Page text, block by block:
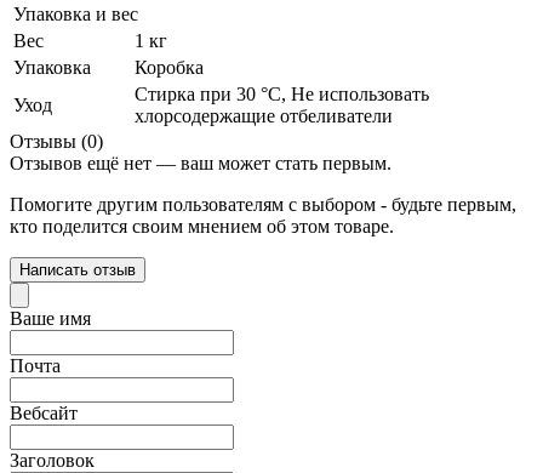
Упаковка и вес
Вес
1 кг
Упаковка
Коробка
Уход
Стирка при 30 °С, Не использовать
хлорсодержащие отбеливатели
Отзывы (0)
Отзывов ещё нет — ваш может стать первым.
Помогите другим пользователям с выбором - будьте первым,
кто поделится своим мнением об этом товаре.
Написать отзыв
Ваше имя
Почта
Вебсайт
Заголовок